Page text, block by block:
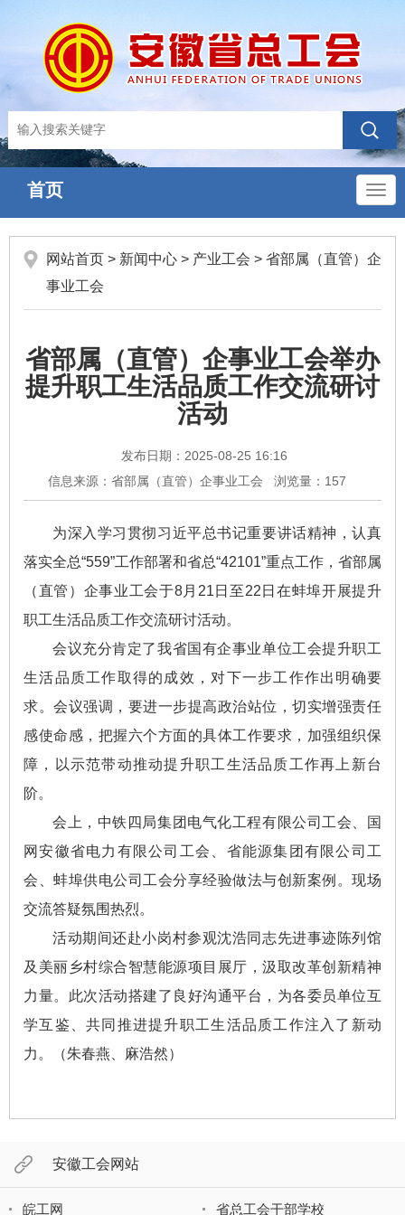
导
首页
网站首页 > 新闻中心 > 产业工会 > 省部属（直管）企
事业工会
省部属（直管）企事业工会举办
提升职工生活品质工作交流研讨
活动
发布日期：2025-08-25 16:16
信息来源：省部属（直管）企事业工会
浏览量： 157
为深入学习贯彻习近平总书记重要讲话精神，认真
落实全总“559”工作部署和省总“42101”重点工作，省部属
（直管）企事业工会于8月21日至22日在蚌埠开展提升
职工生活品质工作交流研讨活动。
会议充分肯定了我省国有企事业单位工会提升职工
生活品质工作取得的成效，对下一步工作作出明确要
求。会议强调，要进一步提高政治站位，切实增强责任
感使命感，把握六个方面的具体工作要求，加强组织保
障，以示范带动推动提升职工生活品质工作再上新台
阶。
会上，中铁四局集团电气化工程有限公司工会、国
网安徽省电力有限公司工会、省能源集团有限公司工
会、蚌埠供电公司工会分享经验做法与创新案例。现场
交流答疑氛围热烈。
活动期间还赴小岗村参观沈浩同志先进事迹陈列馆
及美丽乡村综合智慧能源项目展厅，汲取改革创新精神
力量。此次活动搭建了良好沟通平台，为各委员单位互
学互鉴、共同推进提升职工生活品质工作注入了新动
力。（朱春燕、麻浩然）
安徽工会网站
皖工网 省总工会干部学校